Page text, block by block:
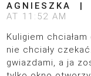
AGNIESZKA
AT 11:52 AM
Kuligiem
nie chciały
gwiazdami, a ja